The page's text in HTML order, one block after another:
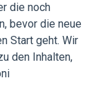
die noch
bevor die neue
Start geht. Wir
den Inhalten,